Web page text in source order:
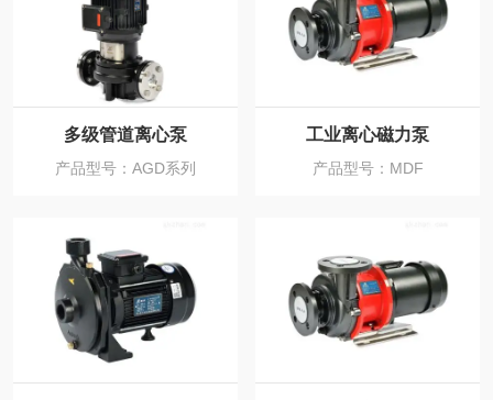
多级管道离心泵
产品型号：AGD系列
工业离心磁力泵
产品型号：MDF